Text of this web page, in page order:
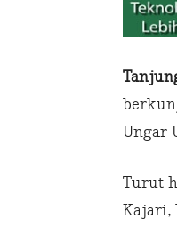
Ungar
Turut
Kajari,